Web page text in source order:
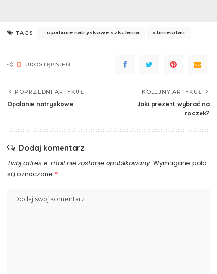
TAGS: opalanie natryskowe szkolenia timetotan
0 UDOSTĘPNIEŃ
POPRZEDNI ARTYKUŁ
Opalanie natryskowe
KOLEJNY ARTYKUŁ
Jaki prezent wybrać na
roczek?
Dodaj komentarz
Twój adres e-mail nie zostanie opublikowany. Wymagane pola
są oznaczone *